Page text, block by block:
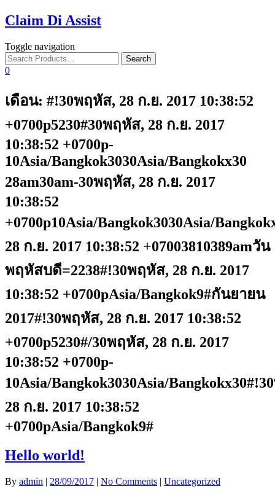
Claim Di Assist
Toggle navigation
0
เดือน: #!30พฤหัส, 28 ก.ย. 2017 10:38:52
+0700p5230#30พฤหัส, 28 ก.ย. 2017
10:38:52 +0700p-
10Asia/Bangkok3030Asia/Bangkokx30
28am30am-30พฤหัส, 28 ก.ย. 2017
10:38:52
+0700p10Asia/Bangkok3030Asia/
28 ก.ย. 2017 10:38:52 +07003810389amวัน
พฤหัสบดี=2238#!30พฤหัส, 28 ก.ย. 2017
10:38:52 +0700pAsia/Bangkok9#กันยายน
2017#!30พฤหัส, 28 ก.ย. 2017 10:38:52
+0700p5230#/30พฤหัส, 28 ก.ย. 2017
10:38:52 +0700p-
10Asia/Bangkok3030Asia/
28 ก.ย. 2017 10:38:52
+0700pAsia/Bangkok9#
Hello world!
By admin | 28/09/2017 | No Comments | Uncategorized